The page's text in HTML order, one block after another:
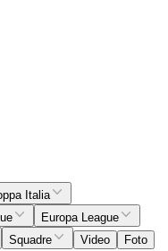
Italia
Europa League
Squadre Video
Foto